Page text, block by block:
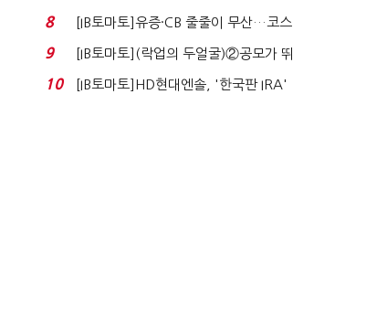
80% 개선…현실...
8
[IB토마토]유증·CB 줄줄이 무산…코스
닥 벌점 급증에 ...
9
[IB토마토](락업의 두얼굴)②공모가 뛰
자 첫날 매도…FI ...
10
[IB토마토]HD현대엔솔, '한국판 IRA'